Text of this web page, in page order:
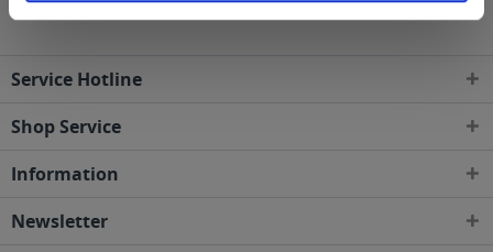
Service Hotline
Shop Service
Information
Newsletter